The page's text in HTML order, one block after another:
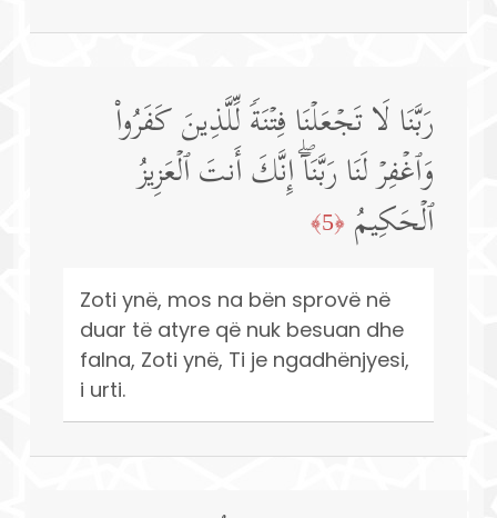
رَبَّنَا لَا تَجۡعَلۡنَا فِتۡنَةࣰ لِّلَّذِینَ كَفَرُوا۟
وَٱغۡفِرۡ لَنَا رَبَّنَاۤۖ إِنَّكَ أَنتَ ٱلۡعَزِیزُ
ٱلۡحَكِیمُ ﴿5﴾
Zoti ynë, mos na bën sprovë në
duar të atyre që nuk besuan dhe
falna, Zoti ynë, Ti je ngadhënjyesi,
i urti.